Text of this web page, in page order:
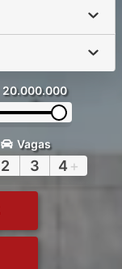
20.000.000
Vagas
2 3 4 +